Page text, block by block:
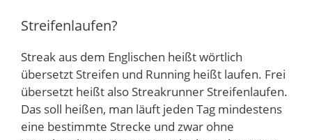
Streifenlaufen?
Streak aus dem Englischen heißt wörtlich
übersetzt Streifen und Running heißt laufen. Frei
übersetzt heißt also Streakrunner Streifenlaufen.
Das soll heißen, man läuft jeden Tag mindestens
eine bestimmte Strecke und zwar ohne